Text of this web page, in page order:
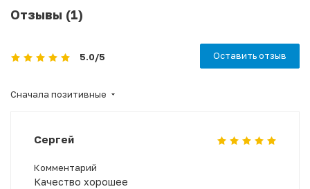
Отзывы (1)
5.0/5 Оставить отзыв
Сначала позитивные
Сергей
Комментарий
Качество хорошее